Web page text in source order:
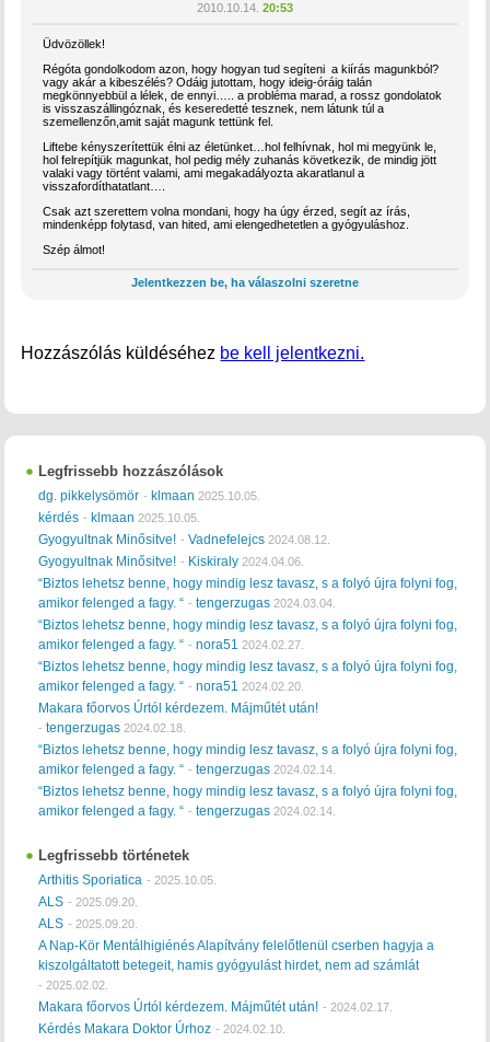
2010.10.14. 20:53
Üdvözöllek!
Régóta gondolkodom azon, hogy hogyan tud segíteni a kiírás magunkból?
vagy akár a kibeszélés? Odáig jutottam, hogy ideig-óráig talán
megkönnyebbül a lélek, de ennyi….. a probléma marad, a rossz gondolatok
is visszaszállingóznak, és keseredetté tesznek, nem látunk túl a
szemellenzőn,amit saját magunk tettünk fel.
Liftebe kényszerítettük élni az életünket…hol felhívnak, hol mi megyünk le,
hol felrepítjük magunkat, hol pedig mély zuhanás következik, de mindig jött
valaki vagy történt valami, ami megakadályozta akaratlanul a
visszafordíthatatlant….
Csak azt szerettem volna mondani, hogy ha úgy érzed, segít az írás,
mindenképp folytasd, van hited, ami elengedhetetlen a gyógyuláshoz.
Szép álmot!
Jelentkezzen be, ha válaszolni szeretne
Hozzászólás küldéséhez be kell jelentkezni.
Legfrissebb hozzászólások
dg. pikkelysömör - klmaan 2025.10.05.
kérdés - klmaan 2025.10.05.
Gyogyultnak Minősitve! -Vadnefelejcs 2024.08.12.
Gyogyultnak Minősitve! - Kiskiraly 2024.04.06.
“Biztos lehetsz benne, hogy mindig lesz tavasz, s a folyó újra folyni fog,
amikor felenged a fagy. “ -tengerzugas 2024.03.04.
“Biztos lehetsz benne, hogy mindig lesz tavasz, s a folyó újra folyni fog,
amikor felenged a fagy. “ -nora51 2024.02.27.
“Biztos lehetsz benne, hogy mindig lesz tavasz, s a folyó újra folyni fog,
amikor felenged a fagy. “ -nora51 2024.02.20.
Makara főorvos Úrtól kérdezem. Májműtét után!
-tengerzugas 2024.02.18.
“Biztos lehetsz benne, hogy mindig lesz tavasz, s a folyó újra folyni fog,
amikor felenged a fagy. “ -tengerzugas 2024.02.14.
“Biztos lehetsz benne, hogy mindig lesz tavasz, s a folyó újra folyni fog,
amikor felenged a fagy. “ -tengerzugas 2024.02.14.
Legfrissebb történetek
Arthitis Sporiatica - 2025.10.05.
ALS - 2025.09.20.
ALS - 2025.09.20.
A Nap-Kör Mentálhigiénés Alapítvány felelőtlenül cserben hagyja a
kiszolgáltatott betegeit, hamis gyógyulást hirdet, nem ad számlát
- 2025.02.02.
Makara főorvos Úrtól kérdezem. Májműtét után! - 2024.02.17.
Kérdés Makara Doktor Úrhoz - 2024.02.10.